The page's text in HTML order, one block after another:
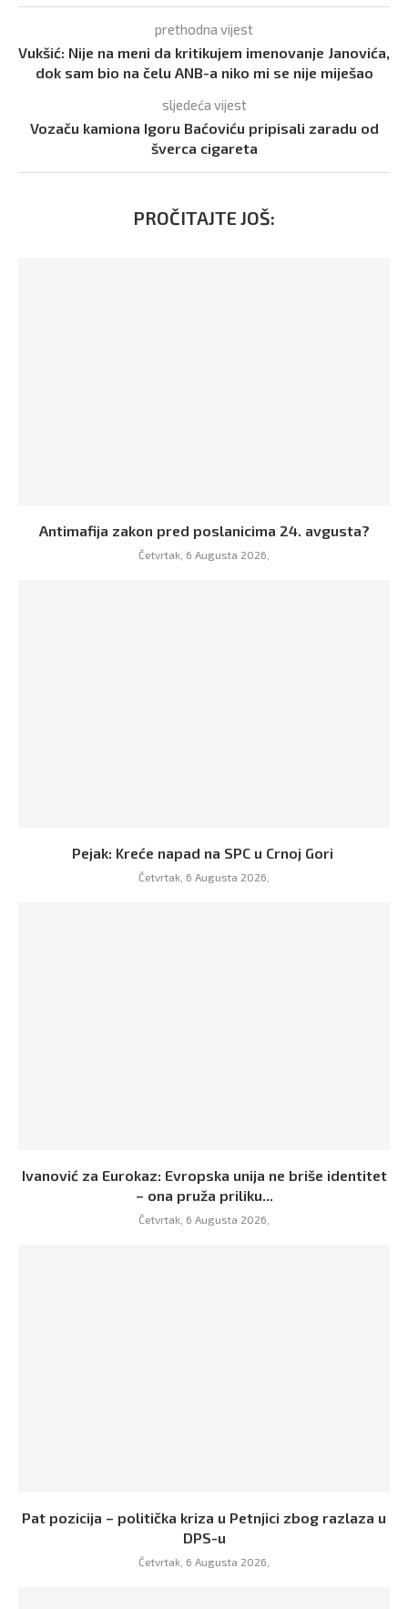
prethodna vijest
Vukšić: Nije na meni da kritikujem imenovanje Janovića,
dok sam bio na čelu ANB-a niko mi se nije miješao
sljedeća vijest
Vozaču kamiona Igoru Baćoviću pripisali zaradu od
šverca cigareta
PROČITAJTE JOŠ:
Antimafija zakon pred poslanicima 24. avgusta?
Četvrtak, 6 Augusta 2026,
Pejak: Kreće napad na SPC u Crnoj Gori
Četvrtak, 6 Augusta 2026,
Ivanović za Eurokaz: Evropska unija ne briše identitet
– ona pruža priliku...
Četvrtak, 6 Augusta 2026,
Pat pozicija – politička kriza u Petnjici zbog razlaza u
DPS-u
Četvrtak, 6 Augusta 2026,